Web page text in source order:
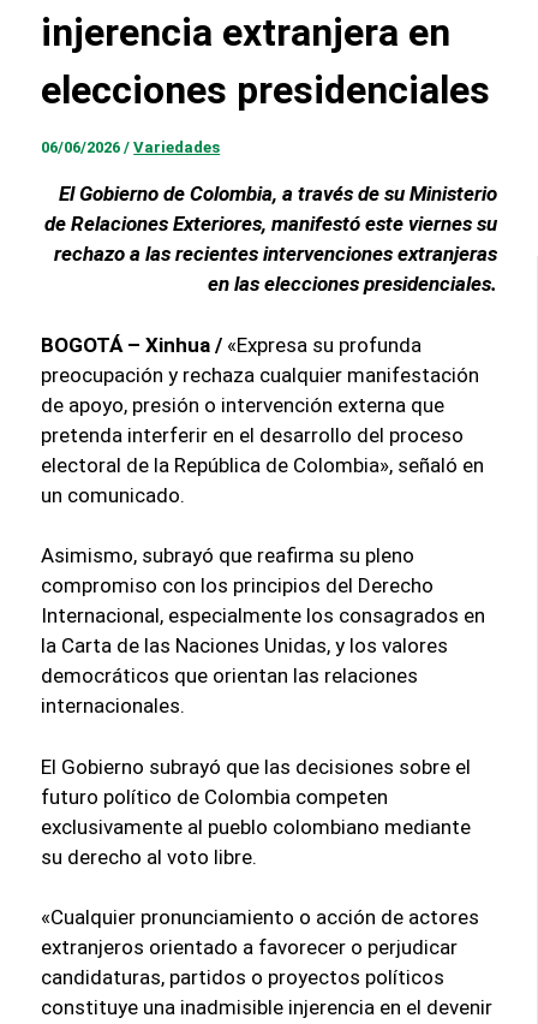
injerencia extranjera en
elecciones presidenciales
06/06/2026/Variedades
El Gobierno de Colombia, a través de su Ministerio
de Relaciones Exteriores, manifestó este viernes su
rechazo a las recientes intervenciones extranjeras
en las elecciones presidenciales.
BOGOTÁ – Xinhua / «Expresa su profunda
preocupación y rechaza cualquier manifestación
de apoyo, presión o intervención externa que
pretenda interferir en el desarrollo del proceso
electoral de la República de Colombia», señaló en
un comunicado.
Asimismo, subrayó que reafirma su pleno
compromiso con los principios del Derecho
Internacional, especialmente los consagrados en
la Carta de las Naciones Unidas, y los valores
democráticos que orientan las relaciones
internacionales.
El Gobierno subrayó que las decisiones sobre el
futuro político de Colombia competen
exclusivamente al pueblo colombiano mediante
su derecho al voto libre.
«Cualquier pronunciamiento o acción de actores
extranjeros orientado a favorecer o perjudicar
candidaturas, partidos o proyectos políticos
constituye una inadmisible injerencia en el devenir